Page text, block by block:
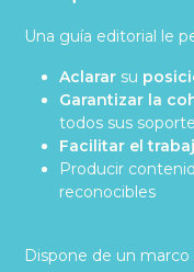
Una guía editorial le
Aclarar su
Garantizar la
todos sus
Facilitar el
Producir
reconocibles
Dispone de un